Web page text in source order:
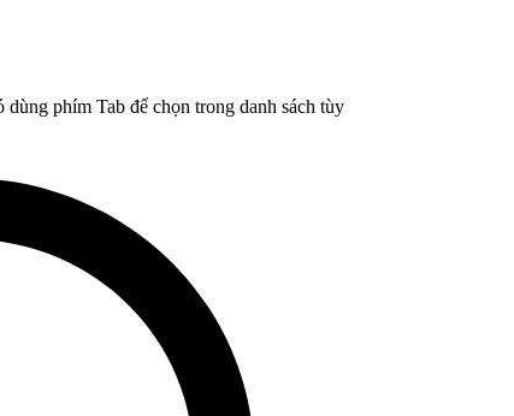
phím Tab để chọn trong danh sách tùy